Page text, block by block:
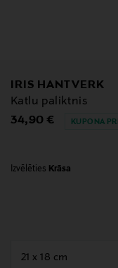
IRIS HANTVERK
Katlu paliktnis
Original Price
34,90 € KUPONA
Izvēlēties Krāsa